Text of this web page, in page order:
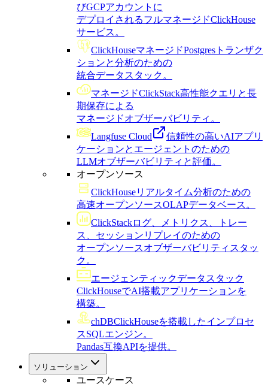
びGCPアカウントに
デプロイされるフルマネージドClickHouse
サービス。
ClickHouseマネージドPostgres トランザク
ションと分析のための
統合データスタック。
マネージドClickStack高性能クエリと長
期保存による
マネージドオブザーバビリティ。
Langfuse Cloud
信頼性の高いAIアプリ
ケーションとエージェントのための
LLMオブザーバビリティと評価。
オープンソース
ClickHouseリアルタイム分析のための
高速オープンソースOLAPデータベース。
ClickStackログ、メトリクス、トレー
ス、セッションリプレイのための
オープンソースオブザーバビリティスタッ
ク。
エージェンティックデータスタック
ClickHouseでAI搭載アプリケーションを
構築。
chDBClickHouseを搭載したインプロセ
スSQLエンジン。
Pandas互換APIを提供。
ソリューション
ユースケース